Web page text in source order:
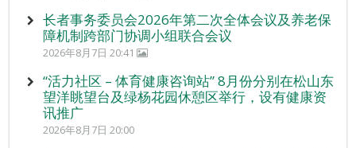
长者事务委员会2026年第二次全体会议及养老保
障机制跨部门协调小组联合会议
2026年8月7日 20:41
“活力社区 – 体育健康咨询站” 8月份分别在松山东
望洋眺望台及绿杨花园休憩区举行，设有健康资
讯推广
2026年8月7日 20:00